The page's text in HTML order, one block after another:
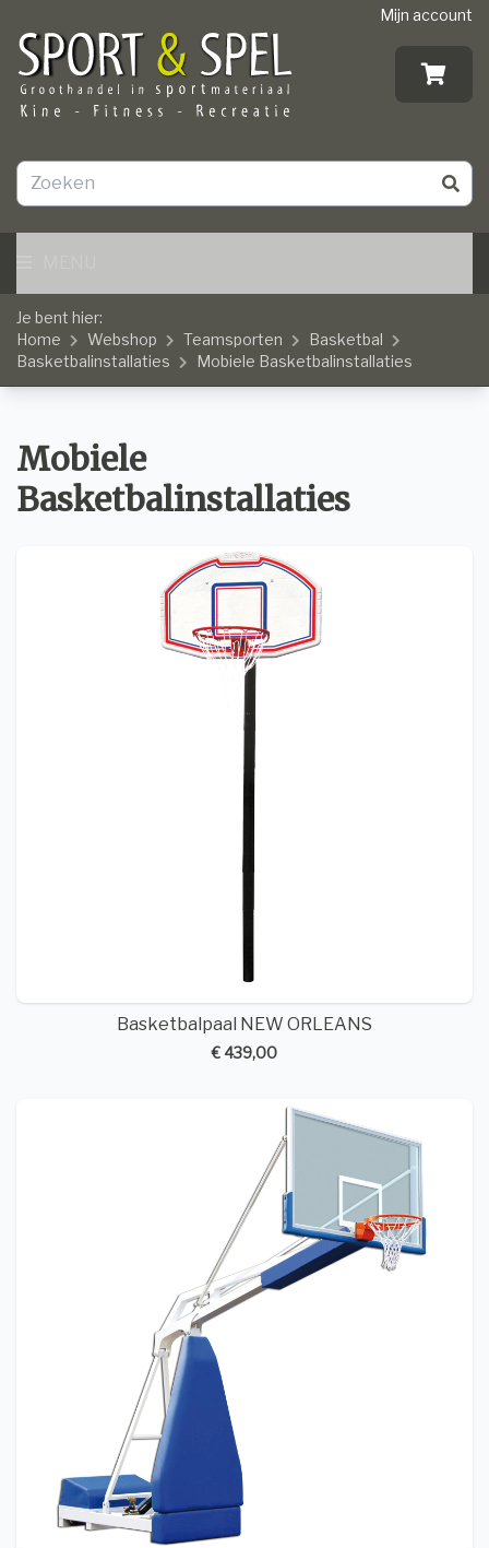
Mijn account
Je bent hier:
Home
Webshop Teamsporten
Basketbal
Basketbalinstallaties
Mobiele Basketbalinstallaties
Mobiele
Basketbalinstallaties
Basketbalpaal NEW ORLEANS
€ 439,00